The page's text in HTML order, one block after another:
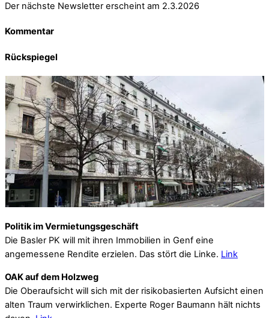
Der nächste Newsletter erscheint am 2.3.2026
Kommentar
Rückspiegel
Politik im Vermietungsgeschäft
Die Basler PK will mit ihren Immobilien in Genf eine
angemessene Rendite erzielen. Das stört die Linke. Link
OAK auf dem Holzweg
Die Oberaufsicht will sich mit der risikobasierten Aufsicht einen
alten Traum verwirklichen. Experte Roger Baumann hält nichts